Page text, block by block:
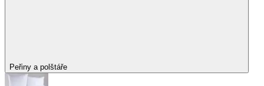
Peřiny a polštáře